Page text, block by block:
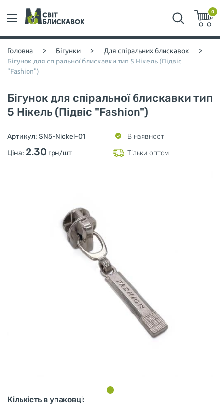
0
Головна > Бігунки > Для спіральних блискавок >
Бігунок для спіральної блискавки тип 5 Нікель (Підвіс
"Fashion")
Бігунок для спіральної блискавки тип
5 Нікель (Підвіс "Fashion")
Артикул: SN5-Nickel-01
В наявності
Ціна: 2.30 грн/шт Тільки оптом
Кількість в упаковці: